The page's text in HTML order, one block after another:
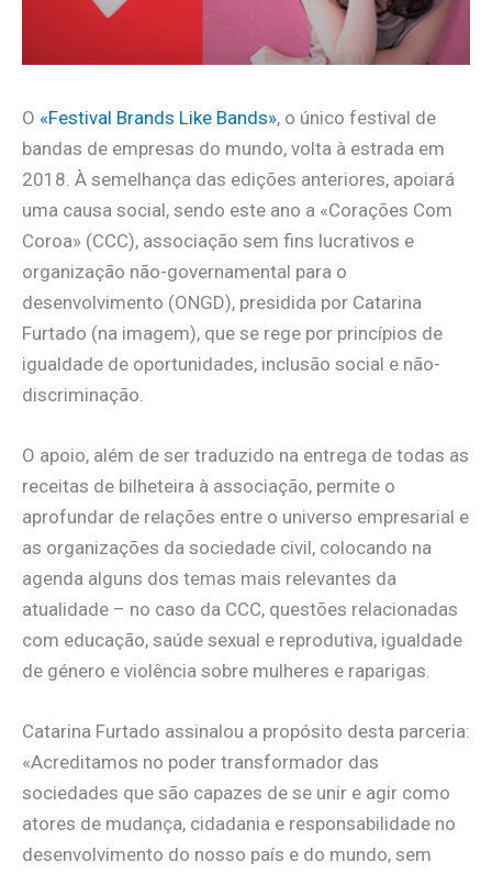
O «Festival Brands Like Bands», o único festival de
bandas de empresas do mundo, volta à estrada em
2018. À semelhança das edições anteriores, apoiará
uma causa social, sendo este ano a «Corações Com
Coroa» (CCC), associação sem fins lucrativos e
organização não-governamental para o
desenvolvimento (ONGD), presidida por Catarina
Furtado (na imagem), que se rege por princípios de
igualdade de oportunidades, inclusão social e não-
discriminação.
O apoio, além de ser traduzido na entrega de todas as
receitas de bilheteira à associação, permite o
aprofundar de relações entre o universo empresarial e
as organizações da sociedade civil, colocando na
agenda alguns dos temas mais relevantes da
atualidade – no caso da CCC, questões relacionadas
com educação, saúde sexual e reprodutiva, igualdade
de género e violência sobre mulheres e raparigas.
Catarina Furtado assinalou a propósito desta parceria:
«Acreditamos no poder transformador das
sociedades que são capazes de se unir e agir como
atores de mudança, cidadania e responsabilidade no
desenvolvimento do nosso país e do mundo, sem